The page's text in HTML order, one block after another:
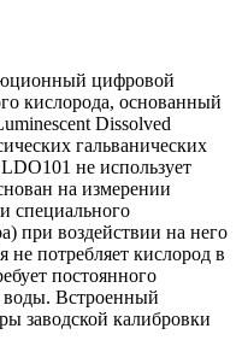
цифровой
кислорода, основанный
Dissolved
гальванических
не использует
на измерении
специального
при воздействии на него
не потребляет кислород в
постоянного
Встроенный
заводской калибровки